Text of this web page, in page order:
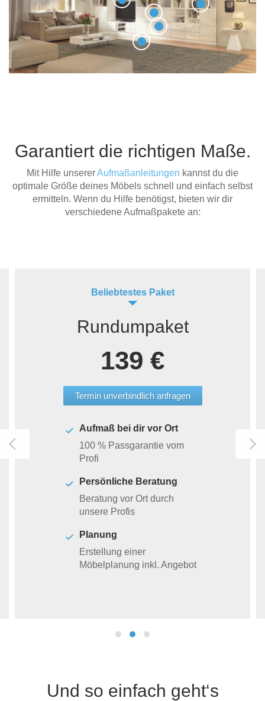
Garantiert die richtigen Maße.
Mit Hilfe unsererAufmaßanleitungen kannst du die
optimale Größe deines Möbels schnell und einfach selbst
ermitteln. Wenn du Hilfe benötigst, bieten wir dir
verschiedene Aufmaßpakete an:
Beliebtestes Paket
Rundumpaket
139 €
Termin unverbindlich anfragen
Aufmaß bei dir vor Ort
100 % Passgarantie vom
Profi
Persönliche Beratung
Beratung vor Ort durch
unsere Profis
Planung
Erstellung einer
Möbelplanung inkl. Angebot
Und so einfach geht‘s